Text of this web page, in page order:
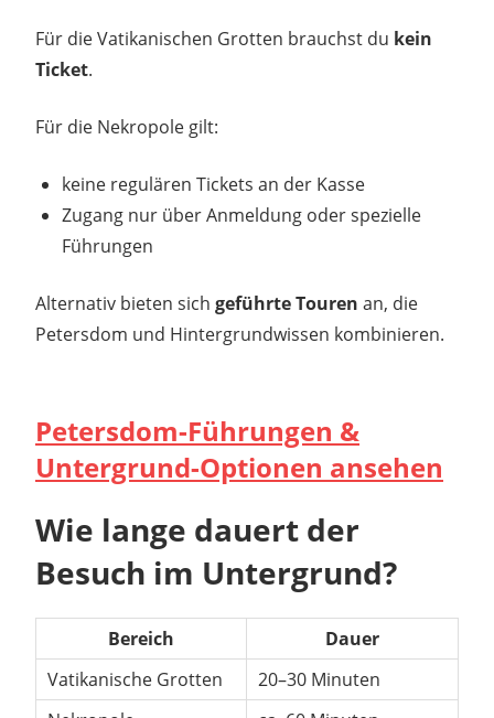
Für die Vatikanischen Grotten brauchst du kein
Ticket.
Für die Nekropole gilt:
keine regulären Tickets an der Kasse
Zugang nur über Anmeldung oder spezielle
Führungen
Alternativ bieten sich geführte Touren an, die
Petersdom und Hintergrundwissen kombinieren.
Petersdom-Führungen &
Untergrund-Optionen ansehen
Wie lange dauert der
Besuch im Untergrund?
Bereich
Dauer
Vatikanische Grotten
20–30 Minuten